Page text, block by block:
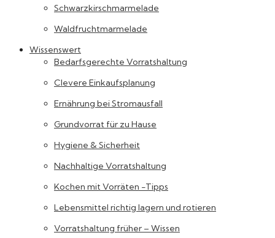
Schwarzkirschmarmelade
Waldfruchtmarmelade
Wissenswert
Bedarfsgerechte Vorratshaltung
Clevere Einkaufsplanung
Ernährung bei Stromausfall
Grundvorrat für zu Hause
Hygiene & Sicherheit
Nachhaltige Vorratshaltung
Kochen mit Vorräten -Tipps
Lebensmittel richtig lagern und rotieren
Vorratshaltung früher – Wissen